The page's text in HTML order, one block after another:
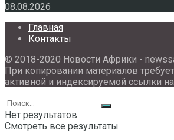
08.08.2026
Главная
Контакты
© 2018-2020 Новости Африки -
При копировании материалов
активной и индексируемой ссылки на
Нет результатов
Смотреть все результаты